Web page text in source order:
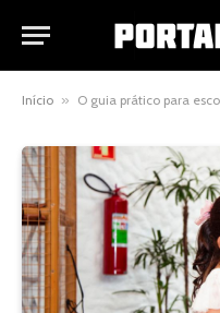
Início » O guia prático para